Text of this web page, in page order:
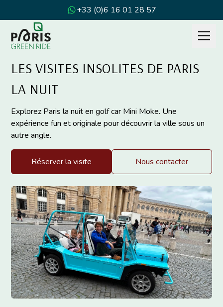
+33 (0)6 16 01 28 57
LES VISITES INSOLITES DE PARIS
LA NUIT
Explorez Paris la nuit en golf car Mini Moke. Une
expérience fun et originale pour découvrir la ville sous un
autre angle.
Réserver la visite Nous contacter